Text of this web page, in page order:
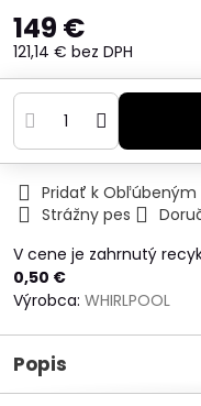
149 €
121,14 € bez DPH
Pridať k Obľúbeným
Strážny pes
V cene je zahrnutý
0,50 €
Výrobca: WHIRLPOOL
Popis